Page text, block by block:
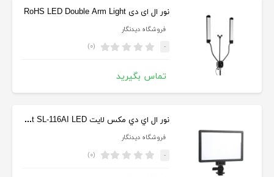
نور ال ای دی RoHS LED Double Arm Light
فروشگاه دیدنگار
- (۰)
تماس بگیرید
نور ال اي دي مکس لايت Maxlight SL-116AI LED
فروشگاه دیدنگار
- (۰)